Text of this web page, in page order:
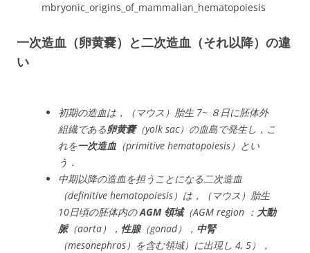
mbryonic_origins_of_mammalian_hematopoiesis
一次造血（卵黄嚢）と二次造血（それ以降）の違
い
初期の造血は，（マウス）胎生 7~ ８日に胚体外
組織である卵黄嚢（yolk sac）の血島で発生し，こ
れを一次造血 （primitive hematopoiesis）とい
う．
中期以降の造血を担うことになる二次造血
（definitive hematopoiesis）は，（マウス）胎生
10日頃の胚体内のAGM 領域（AGM region ： 大動
脈（aorta）， 性腺（gonad）， 中腎
（mesonephros）を含む領域）に出現し 4, 5），